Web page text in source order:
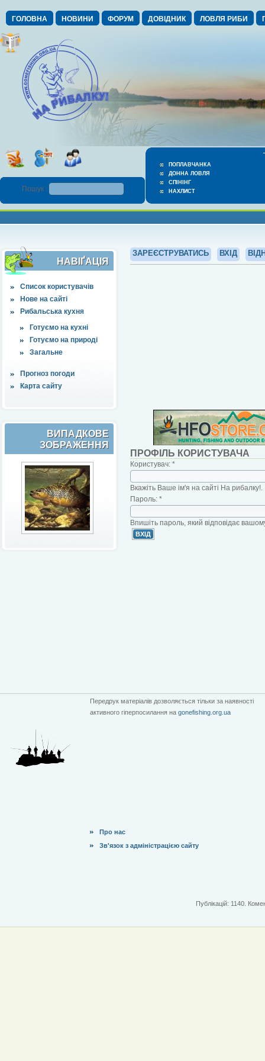
ГОЛОВНА НОВИНИ ФОРУМ ДОВІДНИК ЛОВЛЯ РИБИ
ПОПЛАВЧАНКА
ДОННА ЛОВЛЯ
СПІНІНГ
НАХЛИСТ
Пошук :
НАВІҐАЦІЯ
Список користувачів
Нове на сайті
Рибальська кухня
Готуємо на кухні
Готуємо на природі
Загальне
Прогноз погоди
Карта сайту
ВИПАДКОВЕ
ЗОБРАЖЕННЯ
ЗАРЕЄСТРУВАТИСЬ ВХІД
ПРОФІЛЬ КОРИСТУВАЧА
Користувач: *
Вкажіть Ваше ім'я на сайті На рибалку!.
Пароль: *
Впишіть пароль, який відповідає
Передрук матеріалів дозволяється тільки за наявності
активного гіперпосилання на gonefishing.org.ua
Про нас
Зв'язок з адміністрацією сайту
Публікацій: 1140.